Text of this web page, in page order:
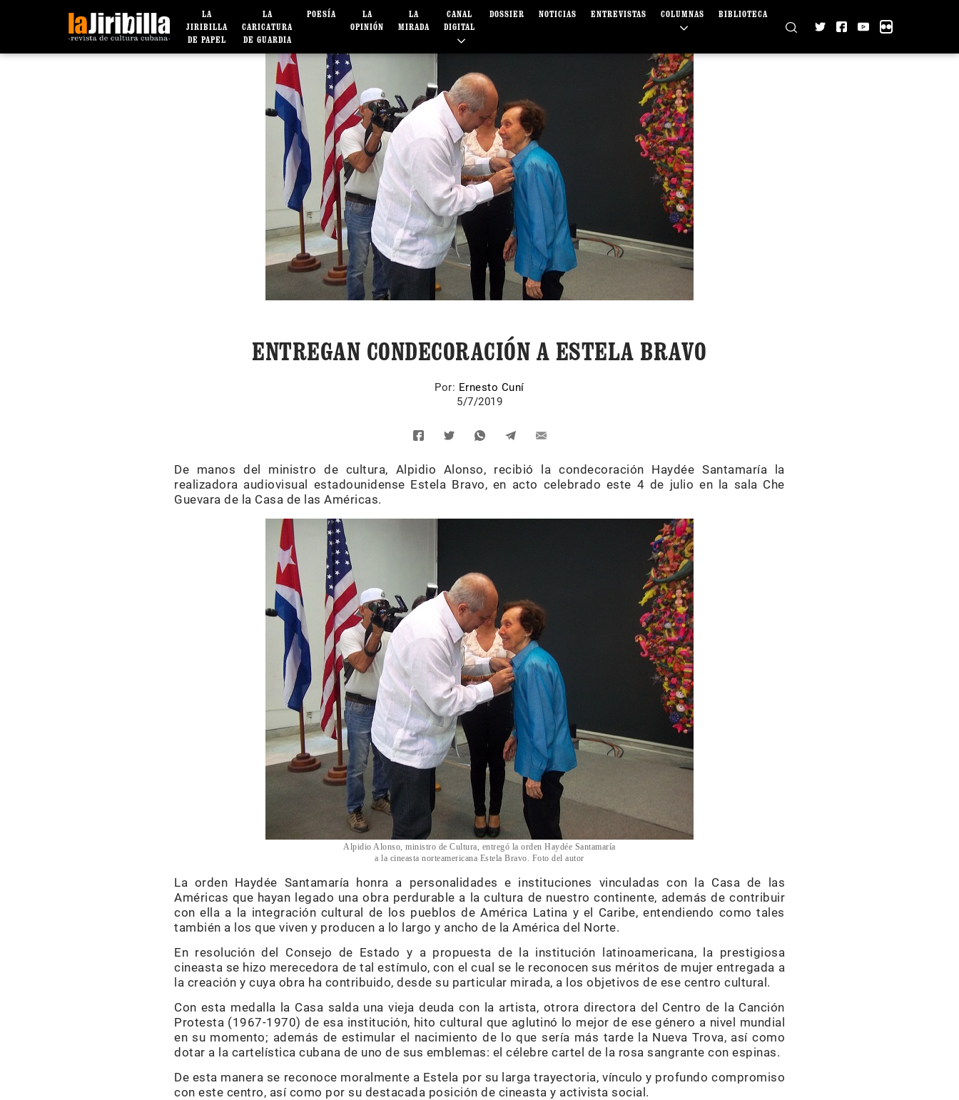
LA
JIRIBILLA
DE PAPEL
LA
CARICATURA
DE GUARDIA
POESÍA
LA
OPINIÓN
LA
MIRADA
CANAL
DIGITAL
DOSSIER NOTICIAS ENTREVISTAS COLUMNAS BIBLIOTECA
ENTREGAN CONDECORACIÓN A ESTELA BRAVO
Por: Ernesto Cuní
5/7/2019
De manos del ministro de cultura, Alpidio Alonso, recibió la condecoración Haydée Santamaría la
realizadora audiovisual estadounidense Estela Bravo, en acto celebrado este 4 de julio en la sala Che
Guevara de la Casa de las Américas.
Alpidio Alonso, ministro de Cultura, entregó la orden Haydée Santamaría
a la cineasta norteamericana Estela Bravo. Foto del autor
La orden Haydée Santamaría honra a personalidades e instituciones vinculadas con la Casa de las
Américas que hayan legado una obra perdurable a la cultura de nuestro continente, además de contribuir
con ella a la integración cultural de los pueblos de América Latina y el Caribe, entendiendo como tales
también a los que viven y producen a lo largo y ancho de la América del Norte.
En resolución del Consejo de Estado y a propuesta de la institución latinoamericana, la prestigiosa
cineasta se hizo merecedora de tal estímulo, con el cual se le reconocen sus méritos de mujer entregada a
la creación y cuya obra ha contribuido, desde su particular mirada, a los objetivos de ese centro cultural.
Con esta medalla la Casa salda una vieja deuda con la artista, otrora directora del Centro de la Canción
Protesta (1967-1970) de esa institución, hito cultural que aglutinó lo mejor de ese género a nivel mundial
en su momento; además de estimular el nacimiento de lo que sería más tarde la Nueva Trova, así como
dotar a la cartelística cubana de uno de sus emblemas: el célebre cartel de la rosa sangrante con espinas.
De esta manera se reconoce moralmente a Estela por su larga trayectoria, vínculo y profundo compromiso
con este centro, así como por su destacada posición de cineasta y activista social.